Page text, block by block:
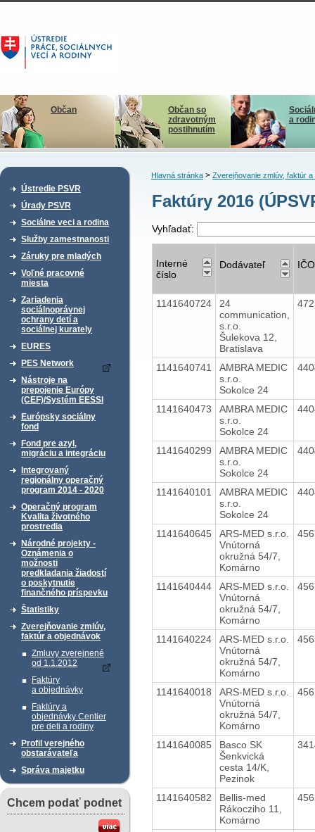
Občan
Občan so
zdravotným
postihnutím
a
Ústredie PSVR
Úrady PSVR
Sociálne veci a rodina
Služby zamestnanosti
Záruky pre mladých
Voľné pracovné
miesta
Zariadenia
sociálnoprávnej
ochrany detí a
sociálnej kurately
EURES
PES Network
Nástroje na
prepojenie Európy
(CEF)/Systém EESSI
Európsky sociálny
fond
Fond pre azyl,
migráciu a integráciu
Integrovaný
regionálny operačný
program 2014 - 2020
Operačný program
Kvalita životného
prostredia
Národné projekty -
Oznámenia o
možnosti
predkladania žiadostí
o poskytnutie
finančného príspevku
Štatistiky
Zverejňovanie zmlúv,
faktúr a objednávok
Zmluvy zverejnené
od 1.1.2012
Faktúry
a objednávky
Faktúry a
objednávky Centier
pre deti a rodiny
Profil verejného
obstarávateľa
Správa majetku
Chcem podať podnet
Hlavná stránka> Zverejňovanie zmlúv, faktúr a
Faktúry 2016
Vyhľadať:
Interné
číslo
Dodávateľ IČO
1141640724
24
communication,
s.r.o.
Šulekova 12,
Bratislava
1141640741
AMBRA MEDIC
s.r.o.
Sokolce 24
1141640473
AMBRA MEDIC
s.r.o.
Sokolce 24
1141640299
AMBRA MEDIC
s.r.o.
Sokolce 24
1141640101
AMBRA MEDIC
s.r.o.
Sokolce 24
1141640645
ARS-MED s.r.o.
Vnútorná
okružná 54/7,
Komárno
1141640444
ARS-MED s.r.o.
Vnútorná
okružná 54/7,
Komárno
1141640224
ARS-MED s.r.o.
Vnútorná
okružná 54/7,
Komárno
1141640018
ARS-MED s.r.o.
Vnútorná
okružná 54/7,
Komárno
1141640085
Basco SK
Šenkvická
cesta 14/K,
Pezinok
1141640582
Bellis-med
Rákocziho 11,
Komárno